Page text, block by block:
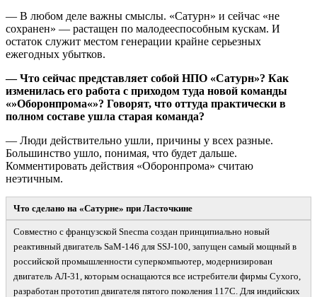
— В любом деле важны смыслы. «Сатурн» и сейчас «не
сохранен» — растащен по малодееспособным кускам. И
остаток служит местом генерации крайне серьезных
ежегодных убытков.
— Что сейчас представляет собой НПО «Сатурн»? Как
изменилась его работа с приходом туда новой команды
«»Оборонпрома«»? Говорят, что оттуда практически в
полном составе ушла старая команда?
— Люди действительно ушли, причины у всех разные.
Большинство ушло, понимая, что будет дальше.
Комментировать действия «Оборонпрома» считаю
неэтичным.
Что сделано на «Сатурне» при Ласточкине
Совместно с французской Snecma создан принципиально новый
реактивный двигатель SaM-146 для SSJ-100, запущен самый мощный в
российской промышленности суперкомпьютер, модернизирован
двигатель АЛ-31, которым оснащаются все истребители фирмы Сухого,
разработан прототип двигателя пятого поколения 117С. Для индийских